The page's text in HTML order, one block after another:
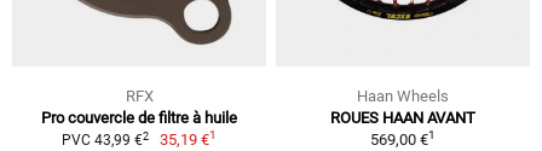
RFX
Pro couvercle de filtre à huile
PVC 43,99 €2 35,19 €1
Haan Wheels
ROUES HAAN AVANT
569,00 €1